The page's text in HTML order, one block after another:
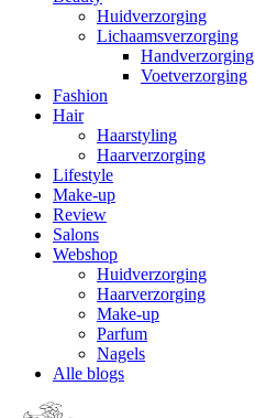
Huidverzorging
Lichaamsverzorging
Handverzorging
Voetverzorging
Fashion
Hair
Haarstyling
Haarverzorging
Lifestyle
Make-up
Review
Salons
Webshop
Huidverzorging
Haarverzorging
Make-up
Parfum
Nagels
Alle blogs